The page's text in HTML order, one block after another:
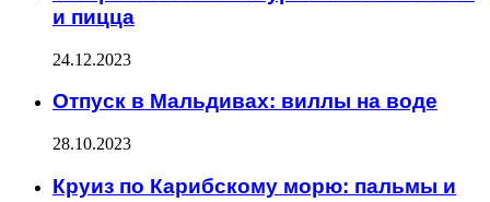
и пицца
24.12.2023
Отпуск в Мальдивах: виллы на воде
28.10.2023
Круиз по Карибскому морю: пальмы и